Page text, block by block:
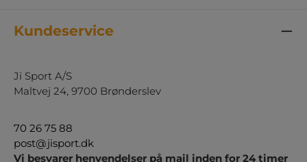
Kundeservice
Ji Sport A/S
Maltvej 24, 9700 Brønderslev
70 26 75 88
post@jisport.dk
Vi besvarer henvendelser på mail inden for 24 timer